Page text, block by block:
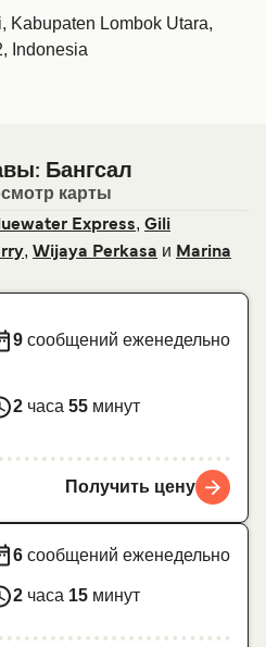
Kabupaten Lombok Utara,
Indonesia
Бангсал
карты
Express, Gili
, Wijaya Perkasa и Marina
9 сообщений еженедельно
2 часа 55 минут
Получить цену
6 сообщений еженедельно
2 часа 15 минут